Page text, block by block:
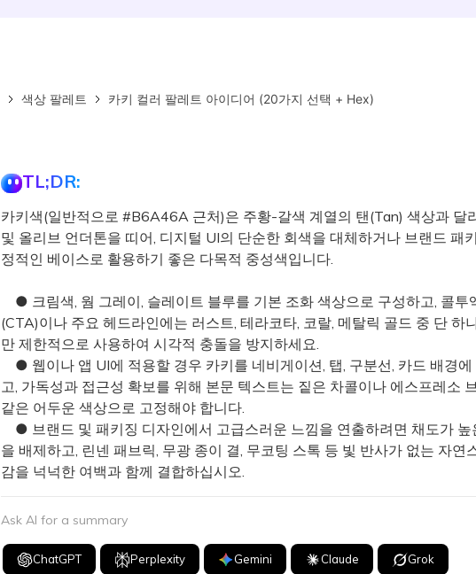
색상 팔레트 카키 컬러 팔레트 아이디어 (20가지 선택 + Hex)
TL;DR:
카키색(일반적으로 #B6A46A 근처)은 주황-갈색 계열의 탠(Tan) 색상과 달
및 올리브 언더톤을 띠어, 디지털 UI의 단순한 회색을 대체하거나 브랜드 패
정적인 베이스로 활용하기 좋은 다목적 중성색입니다.
● 크림색, 웜 그레이, 슬레이트 블루를 기본 조화 색상으로 구성하고, 콜투
(CTA)이나 주요 헤드라인에는 러스트, 테라코타, 코랄, 메탈릭 골드 중 단 하
만 제한적으로 사용하여 시각적 충돌을 방지하세요.
● 웹이나 앱 UI에 적용할 경우 카키를 네비게이션, 탭, 구분선, 카드 배경에
고, 가독성과 접근성 확보를 위해 본문 텍스트는 짙은 차콜이나 에스프레소
같은 어두운 색상으로 고정해야 합니다.
● 브랜드 및 패키징 디자인에서 고급스러운 느낌을 연출하려면 채도가 높
을 배제하고, 린넨 패브릭, 무광 종이 결, 무코팅 스톡 등 빛 반사가 없는 자연
감을 넉넉한 여백과 함께 결합하십시오.
Ask AI for a summary
ChatGPT Perplexity Gemini Claude Grok